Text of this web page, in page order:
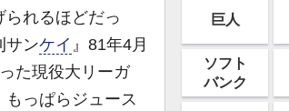
れるほどだっ
サンケイ 』81年4月
た現役大リーガ
っぱらジュース
巨人
ソフト
バンク